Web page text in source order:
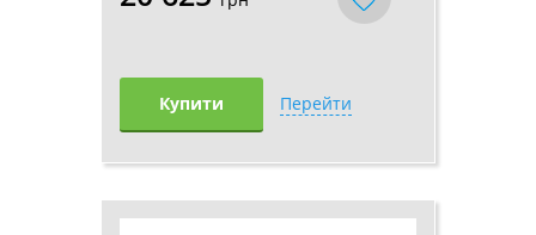
Купити Перейти